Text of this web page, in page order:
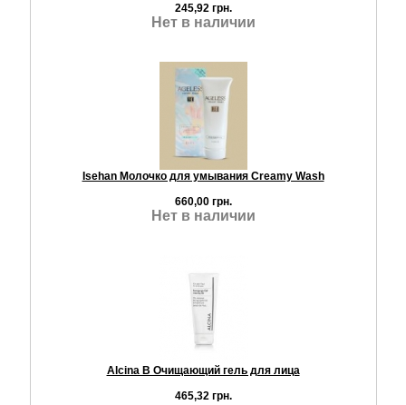
245,92 грн.
Нет в наличии
Isehan Молочко для умывания Creamy Wash
660,00 грн.
Нет в наличии
Alcina B Очищающий гель для лица
465,32 грн.